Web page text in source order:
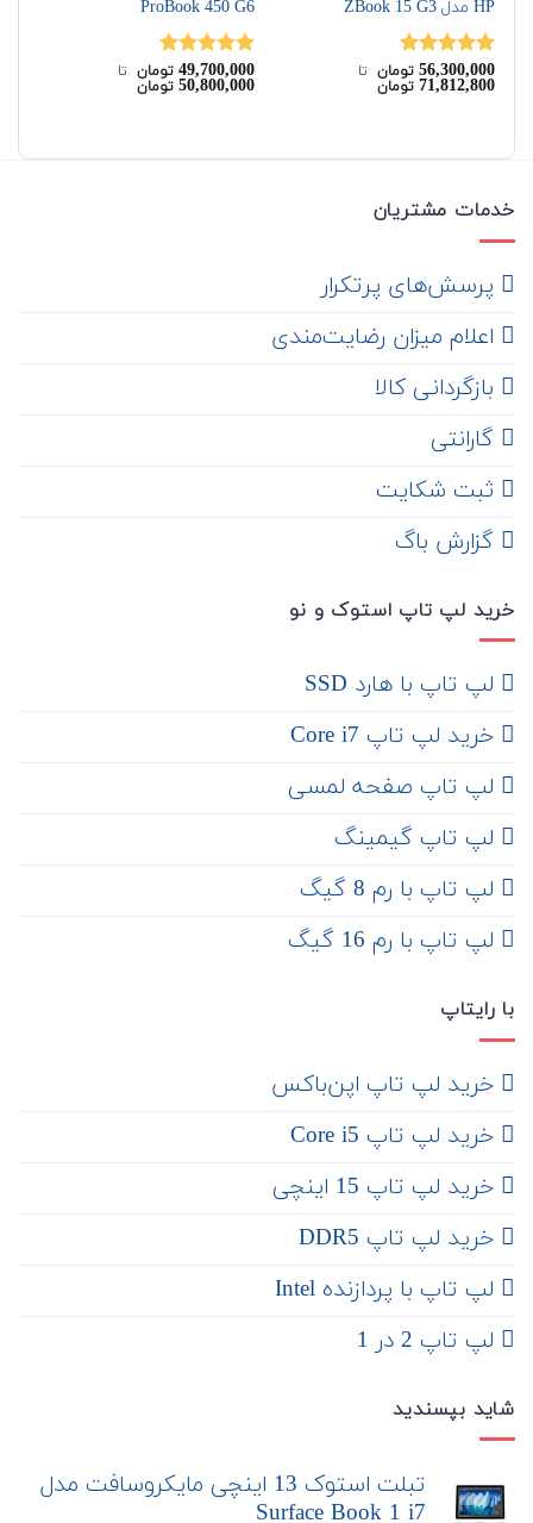
HP مدل ZBook 15 G3
نمره5.00
از 5
56,300,000 تومان‌ تا ‌
71,812,800 تومان
ProBook 450 G6
نمره5.00
از 5
49,700,000 تومان‌ تا ‌
50,800,000 تومان
خدمات مشتریان
‌ پرسش‌های پرتکرار
اعلام میزان رضایت‌مندی
‌ بازگردانی کالا
گارانتی
ثبت شکایت
‌ گزارش باگ
خرید لپ تاپ استوک و نو
لپ تاپ با هارد SSD
خرید لپ تاپ Core i7
لپ تاپ صفحه لمسی
لپ تاپ گیمینگ
لپ تاپ با رم 8 گیگ
لپ تاپ با رم 16 گیگ
با رایتاپ
‌ خرید لپ تاپ اپن‌باکس
خرید لپ تاپ Core i5
‌‌ خرید لپ تاپ 15 اینچی
خرید لپ تاپ DDR5
لپ تاپ با پردازنده Intel
لپ تاپ 2 در 1
شاید بپسندید
تبلت استوک 13 اینچی مایکروسافت مدل
Surface Book 1 i7